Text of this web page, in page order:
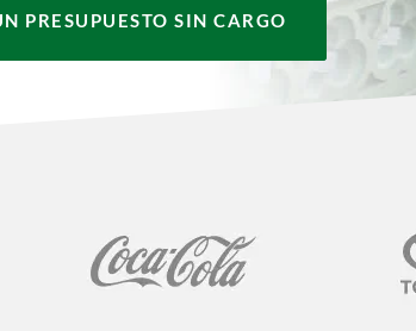
PRESUPUESTO SIN CARGO